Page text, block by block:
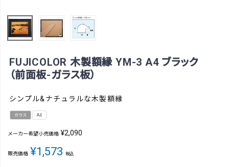
FUJICOLOR 木製額縁 YM-3 A4 ブラック
（前面板-ガラス板）
シンプル&ナチュラルな木製額縁
ガラス A4
メーカー希望小売価格 ¥2,090
販売価格 ¥1,573 税込